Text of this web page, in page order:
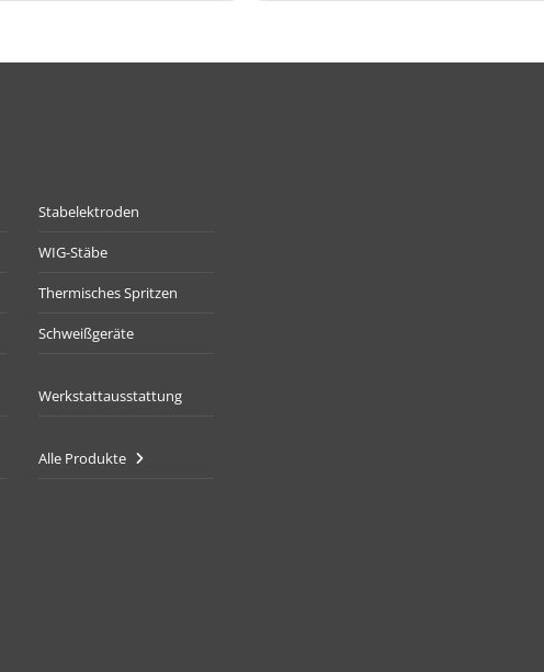
Stabelektroden
WIG-Stäbe
Thermisches Spritzen
Schweißgeräte
Werkstattausstattung
Alle Produkte